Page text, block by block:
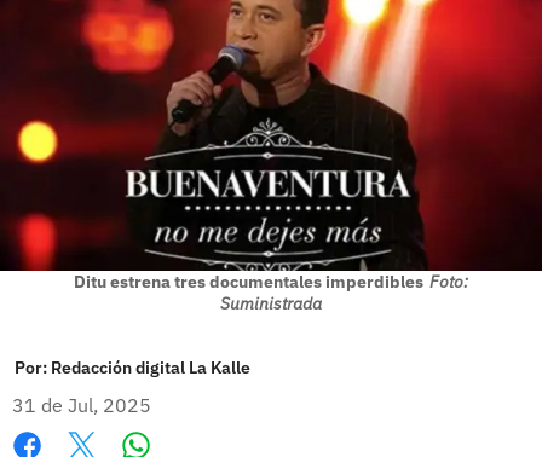
Ditu estrena tres documentales imperdibles Foto:
Suministrada
Por: Redacción digital La Kalle
31 de Jul, 2025